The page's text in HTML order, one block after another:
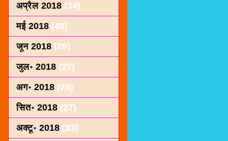
अप्रैल 2018 (34)
मई 2018 (40)
जून 2018 (29)
जुल॰ 2018 (27)
अग॰ 2018 (29)
सित॰ 2018 (27)
अक्टू॰ 2018 (33)